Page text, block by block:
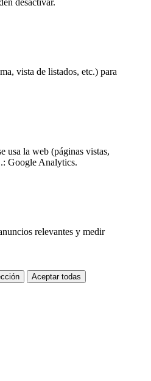
desactivar.
vista de listados, etc.) para
usa la web (páginas vistas,
Google Analytics.
relevantes y medir
Aceptar todas